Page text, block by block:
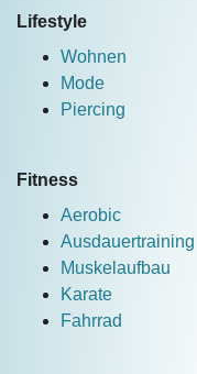
Lifestyle
Wohnen
Mode
Piercing
Fitness
Aerobic
Ausdauertraining
Muskelaufbau
Karate
Fahrrad